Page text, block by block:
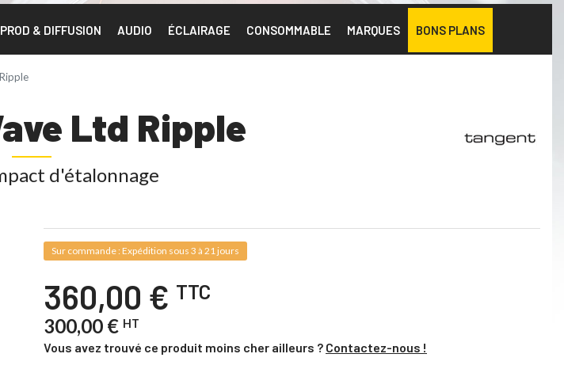
& DIFFUSION AUDIO ÉCLAIRAGE CONSOMMABLE MARQUES BONS PLANS
Ripple
Ltd Ripple
d'étalonnage
Sur commande : Expédition sous 3 à 21 jours
360,00 € TTC
300,00 € HT
Vous avez trouvé ce produit moins cher ailleurs ? Contactez-nous !